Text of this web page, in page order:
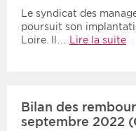
Le syndicat des
poursuit son
Loire. Il… Lire la suite
Bilan des
septembre 2022